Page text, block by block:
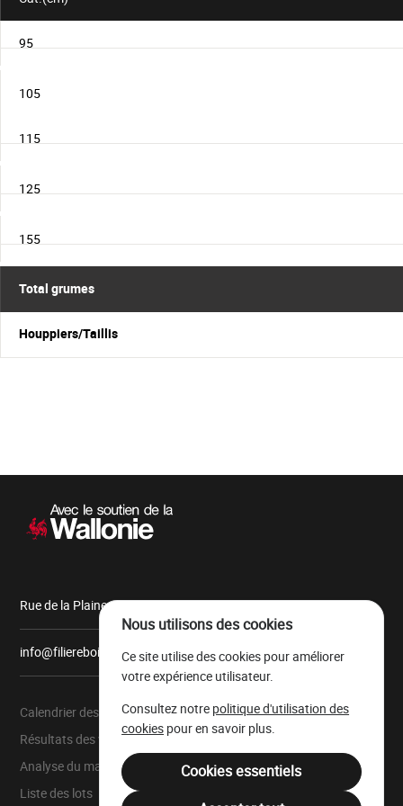
95
105
115
125
155
Total grumes
Houppiers/Taillis
Navigation
Rue de la Plaine, 9 6900 Marche-en-Famenne
info@filiereboiswallonie.be
Calendrier des ventes
Résultats des ventes
Analyse du marché
Liste des lots
À propos
Parc à grumes
Ressources légales
Nous utilisons des cookies
Ce site utilise des cookies pour améliorer
votre expérience utilisateur.
Consultez notre politique d'utilisation des
cookies pour en savoir plus.
Cookies essentiels